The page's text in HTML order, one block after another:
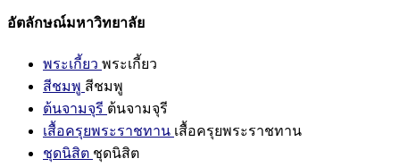
อัตลักษณ์มหาวิทยาลัย
พระเกี้ยว พระเกี้ยว
สีชมพู สีชมพู
ต้นจามจุรี ต้นจามจุรี
เสื้อครุยพระราชทาน เสื้อครุยพระราชทาน
ชุดนิสิต ชุดนิสิต